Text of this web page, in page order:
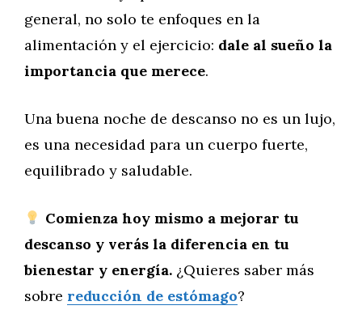
general, no solo te enfoques en la
alimentación y el ejercicio: dale al sueño la
importancia que merece.
Una buena noche de descanso no es un lujo,
es una necesidad para un cuerpo fuerte,
equilibrado y saludable.
Comienza hoy mismo a mejorar tu
descanso y verás la diferencia en tu
bienestar y energía. ¿Quieres saber más
sobre reducción de estómago?